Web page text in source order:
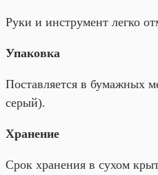
Руки и инструмент легко
Упаковка
Поставляется в бумажных
серый).
Хранение
Срок хранения в сухом